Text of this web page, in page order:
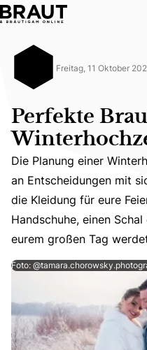
Perfekte Brautlooks für
Freitag, 11 Oktober
Perfekte
Die Planung einer
Die Planung einer
an Entscheidungen mit
die Kleidung für eure
Handschuhe, einen
eurem großen Tag
Foto: